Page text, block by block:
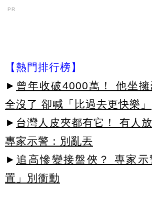
PR
【熱門排行榜】
► 曾年收破4000萬！ 他坐
全沒了 卻喊「比過去更快樂」
► 台灣人皮夾都有它！ 有人
專家示警：別亂丟
► 追高慘變接盤俠？ 專家示
置」別衝動